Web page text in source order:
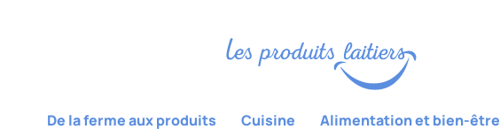
De la ferme aux produits Cuisine Alimentation et bien-être